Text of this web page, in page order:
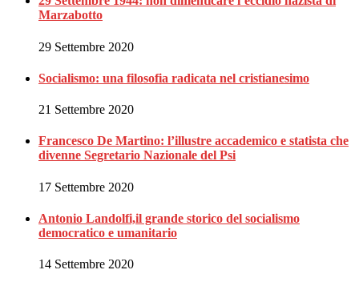
Marzabotto
29 Settembre 2020
Socialismo: una filosofia radicata nel cristianesimo
21 Settembre 2020
Francesco De Martino: l’illustre accademico e statista che
divenne Segretario Nazionale del Psi
17 Settembre 2020
Antonio Landolfi,il grande storico del socialismo
democratico e umanitario
14 Settembre 2020